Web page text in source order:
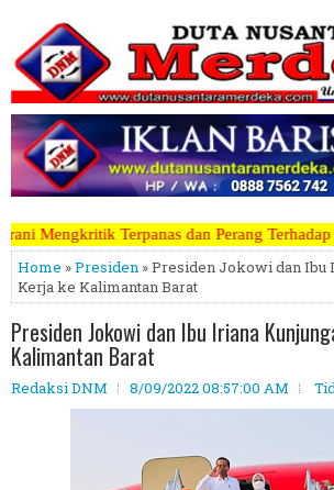
Perang Terhadap Koruptor, Narkoba,
Home »Presiden » Presiden Jokowi dan Ibu
Kerja ke Kalimantan Barat
Presiden Jokowi dan Ibu Iriana
Kalimantan Barat
Redaksi DNM 8/09/2022 08:57:00 AM